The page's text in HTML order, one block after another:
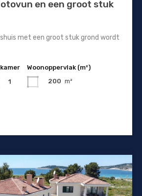
en een groot stuk
met een groot stuk grond wordt
1
Woonoppervlak (m²)
200 m²